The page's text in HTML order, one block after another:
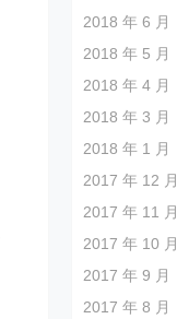
2018 年 6 月
2018 年 5 月
2018 年 4 月
2018 年 3 月
2018 年 1 月
2017 年 12 月
2017 年 11 月
2017 年 10 月
2017 年 9 月
2017 年 8 月